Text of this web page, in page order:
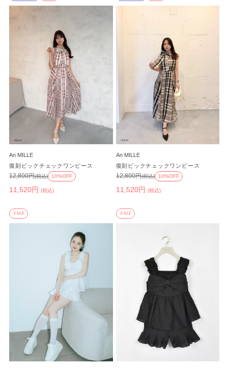
An MILLE
復刻ビックチェックワンピース
11,520円 (税込)
12,800円(税込) 10%OFF
An MILLE
復刻ビックチェックワンピース
11,520円 (税込)
12,800円(税込) 10%OFF
SALE SALE